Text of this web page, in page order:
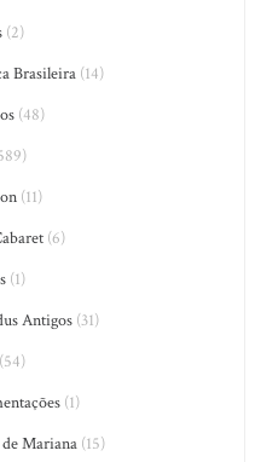
(2)
Brasileira(14)
(48)
(11)
(6)
(1)
Antigos (31)
(1)
Mariana(15)